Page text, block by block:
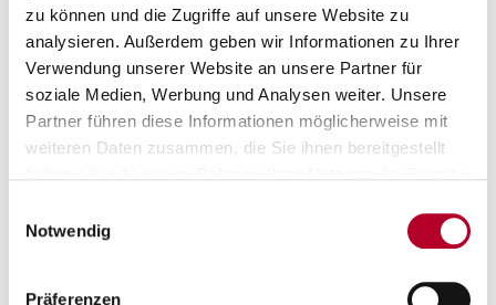
zu können und die Zugriffe auf unsere Website zu
analysieren. Außerdem geben wir Informationen zu Ihrer
Verwendung unserer Website an unsere Partner für
soziale Medien, Werbung und Analysen weiter. Unsere
Partner führen diese Informationen möglicherweise mit
weiteren Daten zusammen, die Sie ihnen bereitgestellt
Notwendig
Präferenzen